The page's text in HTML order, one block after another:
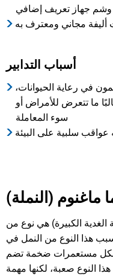
وشم جهاز تعريف إضافي
مجاني ومعترف به
أسباب التدابير
في رعاية الحيوانات،
ما تتعرض للأمراض أو
سوء المعاملة
عواقب سلبية على البيئة
ماغنوم (النملة)
الغدية الكبيرة) هي نوع من
هذا النوع من النمل في
يشكل مستعمرات ضخمة تضم